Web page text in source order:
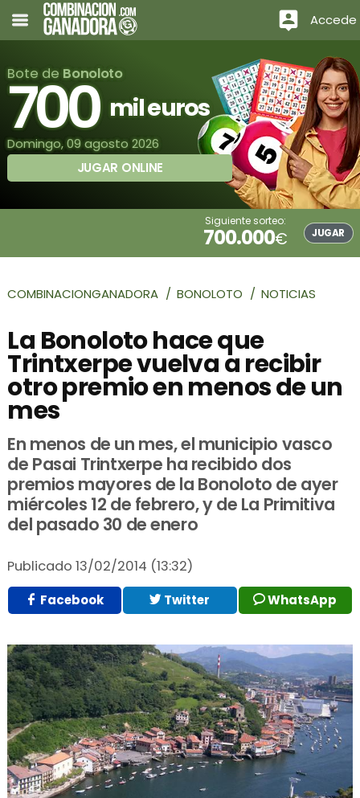
Accede
Bote de Bonoloto
700 mil euros
Domingo, 09 agosto 2026
JUGAR ONLINE
Siguiente sorteo:
700.000€ JUGAR
COMBINACIONGANADORA BONOLOTO NOTICIAS
La Bonoloto hace que
Trintxerpe vuelva a recibir
otro premio en menos de un
mes
En menos de un mes, el municipio vasco
de Pasai Trintxerpe ha recibido dos
premios mayores de la Bonoloto de ayer
miércoles 12 de febrero, y de La Primitiva
del pasado 30 de enero
Publicado 13/02/2014 (13:32)
Facebook Twitter WhatsApp